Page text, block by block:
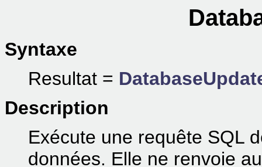
Syntaxe
Resultat =
Description
Exécute une requête SQL
données. Elle ne renvoie